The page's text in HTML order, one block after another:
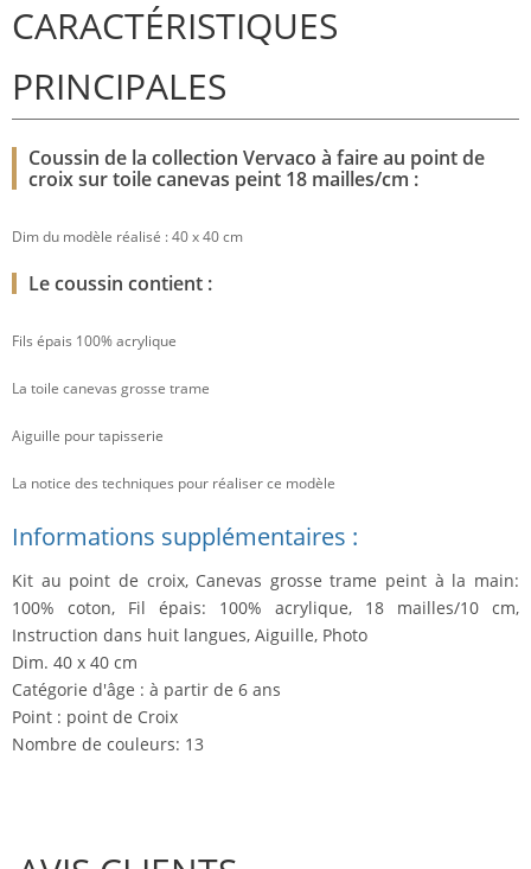
CARACTÉRISTIQUES
PRINCIPALES
Coussin de la collection Vervaco à faire au point de
croix sur toile canevas peint 18 mailles/cm :
Dim du modèle réalisé : 40 x 40 cm
Le coussin contient :
Fils épais 100% acrylique
La toile canevas grosse trame
Aiguille pour tapisserie
La notice des techniques pour réaliser ce modèle
Informations supplémentaires :
Kit au point de croix, Canevas grosse trame peint à la main:
100% coton, Fil épais: 100% acrylique, 18 mailles/10 cm,
Instruction dans huit langues, Aiguille, Photo
Dim. 40 x 40 cm
Catégorie d'âge : à partir de 6 ans
Point : point de Croix
Nombre de couleurs: 13